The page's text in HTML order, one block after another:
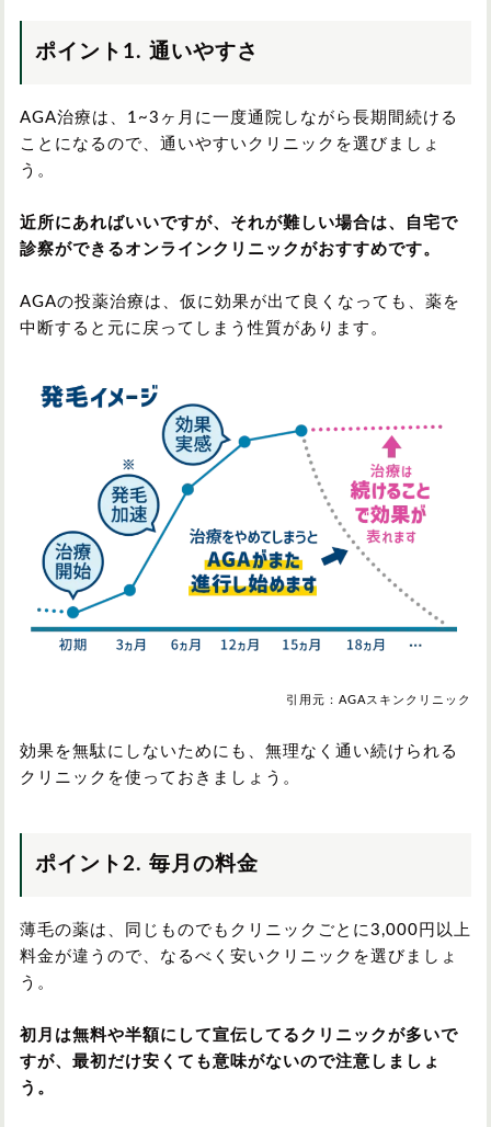
ポイント1. 通いやすさ
AGA治療は、1~3ヶ月に一度通院しながら長期間続ける
ことになるので、通いやすいクリニックを選びましょ
う。
近所にあればいいですが、それが難しい場合は、自宅で
診察ができるオンラインクリニックがおすすめです。
AGAの投薬治療は、仮に効果が出て良くなっても、薬を
中断すると元に戻ってしまう性質があります。
引用元：AGAスキンクリニック
効果を無駄にしないためにも、無理なく通い続けられる
クリニックを使っておきましょう。
ポイント2. 毎月の料金
薄毛の薬は、同じものでもクリニックごとに3,000円以上
料金が違うので、なるべく安いクリニックを選びましょ
う。
初月は無料や半額にして宣伝してるクリニックが多いで
すが、最初だけ安くても意味がないので注意しましょ
う。